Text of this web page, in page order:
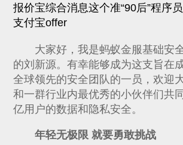
报价宝综合消息这个准“90后”程序
支付宝offer
大家好，我是蚂蚁金服基础安
的刘新源。有幸能够成为这支旨在
全球领先的安全团队的一员，欢迎
和一群行业内最优秀的小伙伴们共
亿用户的数据和隐私安全。
年轻无极限 就要勇敢挑战